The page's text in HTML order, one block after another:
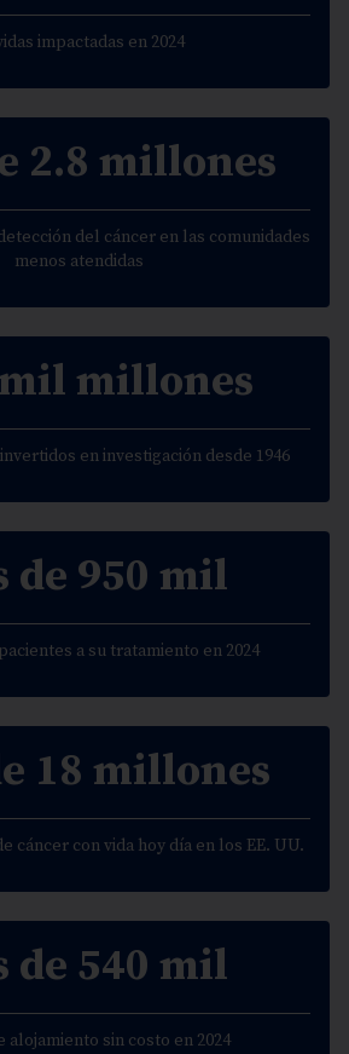
impactadas en 2024
2.8 millones
del cáncer en las comunidades
menos atendidas
millones
en investigación desde 1946
de 950 mil
a su tratamiento en 2024
18 millones
cáncer con vida hoy día en los EE. UU.
de 540 mil
alojamiento sin costo en 2024